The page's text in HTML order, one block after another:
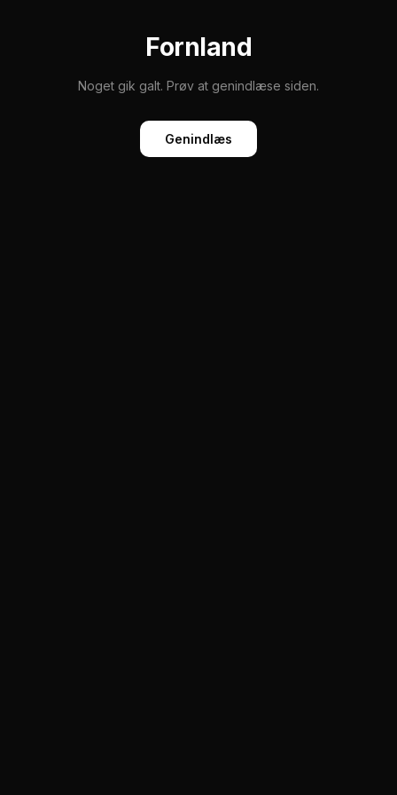
Fornland
Noget gik galt. Prøv at genindlæse siden.
Genindlæs